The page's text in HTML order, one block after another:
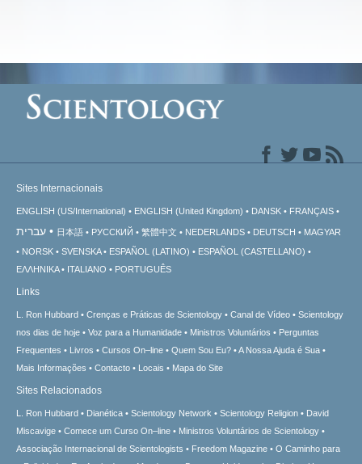
Sites Internacionais
ENGLISH (US/International) ENGLISH (United Kingdom) DANSK FRANÇAIS
עברית 日本語 РУССКИЙ 繁體中文 NEDERLANDS DEUTSCH
MAGYAR
NORSK
SVENSKA ESPAÑOL (LATINO)
ESPAÑOL (CASTELLANO)
ΕΛΛΗΝΙΚA
ITALIANO PORTUGUÊS
Links
L. Ron Hubbard Crenças e Práticas de Scientology Canal de Vídeo
Scientology
nos dias de hoje
Voz para a Humanidade Ministros Voluntários
Perguntas
Frequentes
Livros Cursos On–line Quem Sou Eu?
A Nossa Ajuda é Sua
Mais Informações
Contacto Locais Mapa do Site
Sites Relacionados
L. Ron Hubbard Dianética Scientology Network Scientology Religion
David
Miscavige
Comece um Curso On–line
Ministros Voluntários de Scientology
Associação Internacional de Scientologists
Freedom Magazine
O Caminho para